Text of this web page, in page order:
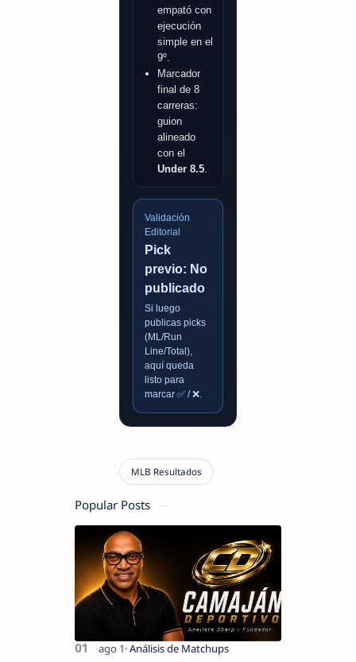
empató con
ejecución
simple en el
9º.
Marcador
final de 8
carreras:
guion
alineado
con el
Under 8.5.
Validación
Editorial
Pick
previo: No
publicado
Si luego
publicas picks
(ML/Run
Line/Total),
aquí queda
listo para
marcar ✅ / ❌.
Popular Posts